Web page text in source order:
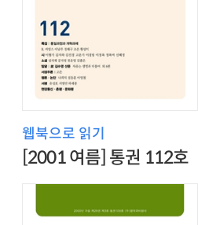
웹북으로 읽기
[2001 여름] 통권 112호